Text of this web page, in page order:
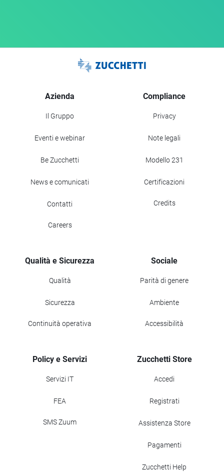
Azienda
Il Gruppo
Eventi e webinar
Be Zucchetti
News e comunicati
Contatti
Careers
Compliance
Privacy
Note legali
Modello 231
Certificazioni
Credits
Qualità e Sicurezza
Qualità
Sicurezza
Continuità operativa
Sociale
Parità di genere
Ambiente
Accessibilità
Policy e Servizi
Servizi IT
FEA
SMS Zuum
Zucchetti Store
Accedi
Registrati
Assistenza Store
Pagamenti
Zucchetti Help